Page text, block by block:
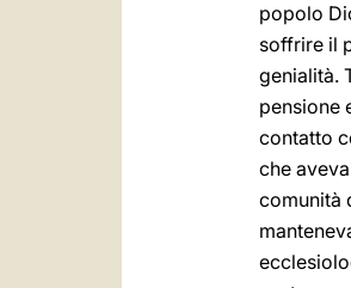
popolo
soffrire il
genialità.
pensione
contatto
che
comunità